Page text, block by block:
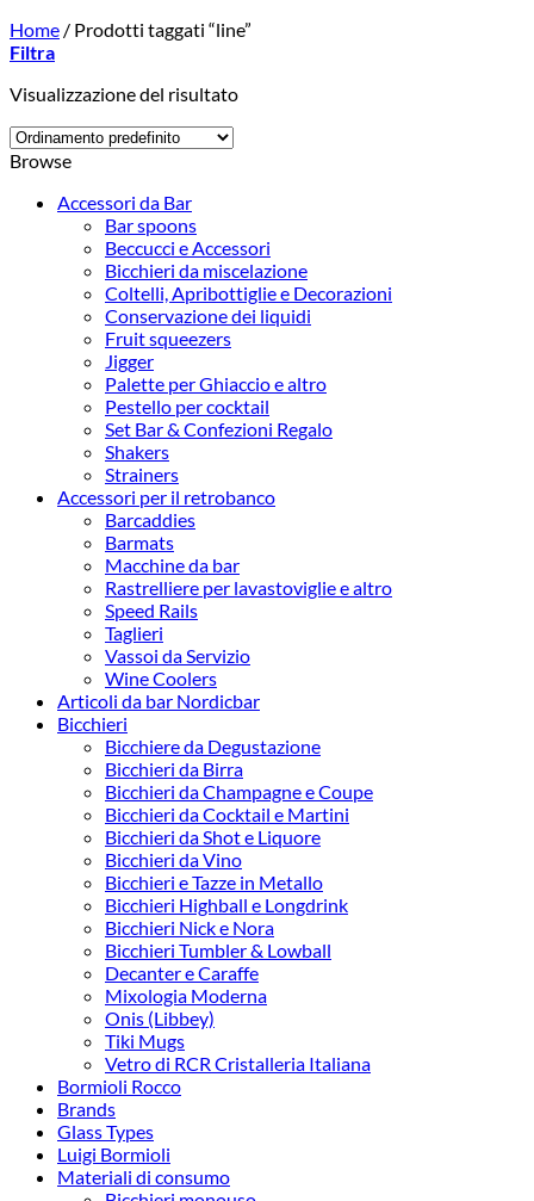
Home / Prodotti taggati “line”
Filtra
Visualizzazione del risultato
Browse
Accessori da Bar
Bar spoons
Beccucci e Accessori
Bicchieri da miscelazione
Coltelli, Apribottiglie e Decorazioni
Conservazione dei liquidi
Fruit squeezers
Jigger
Palette per Ghiaccio e altro
Pestello per cocktail
Set Bar & Confezioni Regalo
Shakers
Strainers
Accessori per il retrobanco
Barcaddies
Barmats
Macchine da bar
Rastrelliere per lavastoviglie e altro
Speed Rails
Taglieri
Vassoi da Servizio
Wine Coolers
Articoli da bar Nordicbar
Bicchieri
Bicchiere da Degustazione
Bicchieri da Birra
Bicchieri da Champagne e Coupe
Bicchieri da Cocktail e Martini
Bicchieri da Shot e Liquore
Bicchieri da Vino
Bicchieri e Tazze in Metallo
Bicchieri Highball e Longdrink
Bicchieri Nick e Nora
Bicchieri Tumbler & Lowball
Decanter e Caraffe
Mixologia Moderna
Onis (Libbey)
Tiki Mugs
Vetro di RCR Cristalleria Italiana
Bormioli Rocco
Brands
Glass Types
Luigi Bormioli
Materiali di consumo